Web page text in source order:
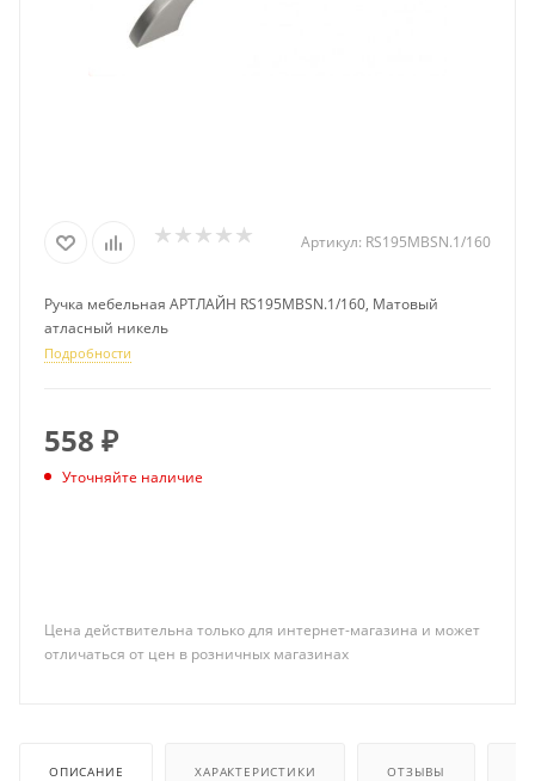
Артикул: RS195MBSN.1/160
Ручка мебельная АРТЛАЙН RS195MBSN.1/160, Матовый
атласный никель
Подробности
558 ₽
Уточняйте наличие
Цена действительна только для интернет-магазина и может
отличаться от цен в розничных магазинах
ОПИСАНИЕ ХАРАКТЕРИСТИКИ ОТЗЫВЫ